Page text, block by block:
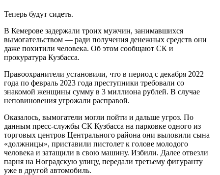
Теперь будут сидеть.
В Кемерове задержали троих мужчин, занимавшихся
вымогательством — ради получения денежных средств они
даже похитили человека. Об этом сообщают СК и
прокуратура Кузбасса.
Правоохранители установили, что в период с декабря 2022
года по февраль 2023 года преступники требовали со
знакомой женщины сумму в 3 миллиона рублей. В случае
неповиновения угрожали расправой.
Оказалось, вымогатели могли пойти и дальше угроз. По
данным пресс-службы СК Кузбасса на парковке одного из
торговых центров Центрального района они выловили сына
«должницы», приставили пистолет к голове молодого
человека и затащили в свою машину. Избили. Далее отвезли
парня на Ноградскую улицу, передали третьему фигуранту
уже в другой автомобиль.